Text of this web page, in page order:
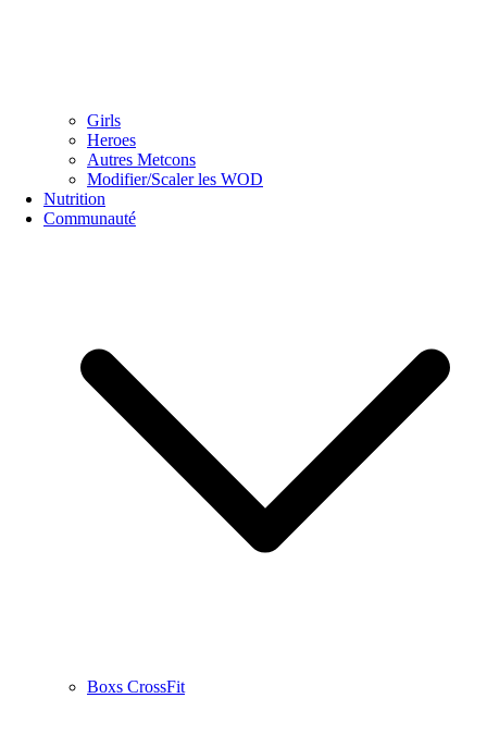
Girls
Heroes
Autres Metcons
Modifier/Scaler les WOD
Nutrition
Communauté
Boxs CrossFit